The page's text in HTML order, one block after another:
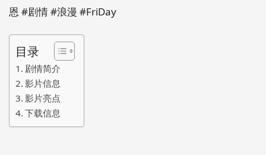
恩 #剧情 #浪漫 #FriDay
目录
剧情简介
影片信息
影片亮点
下载信息